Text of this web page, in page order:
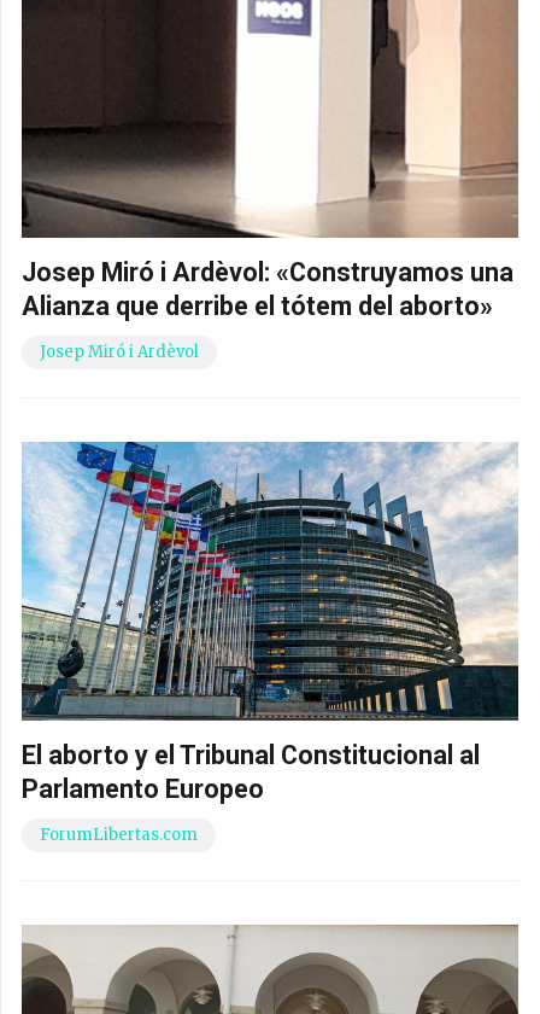
Josep Miró i Ardèvol: «Construyamos una
Alianza que derribe el tótem del aborto»
Josep Miró i Ardèvol
El aborto y el Tribunal Constitucional al
Parlamento Europeo
ForumLibertas.com